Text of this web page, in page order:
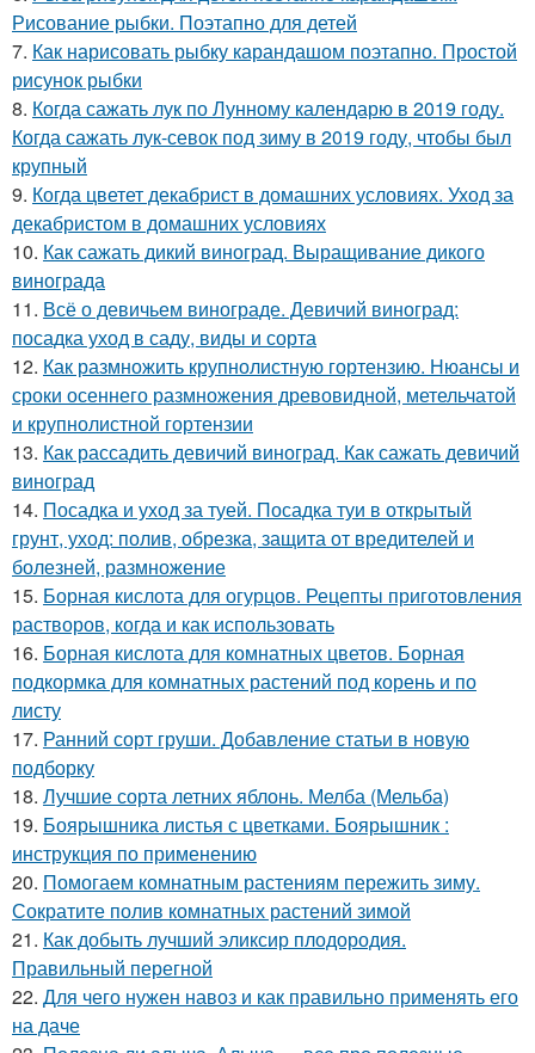
Рисование рыбки. Поэтапно для детей
7. Как нарисовать рыбку карандашом поэтапно. Простой
рисунок рыбки
8. Когда сажать лук по Лунному календарю в 2019 году.
Когда сажать лук-севок под зиму в 2019 году, чтобы был
крупный
9. Когда цветет декабрист в домашних условиях. Уход за
декабристом в домашних условиях
10. Как сажать дикий виноград. Выращивание дикого
винограда
11. Всё о девичьем винограде. Девичий виноград:
посадка уход в саду, виды и сорта
12. Как размножить крупнолистную гортензию. Нюансы и
сроки осеннего размножения древовидной, метельчатой
и крупнолистной гортензии
13. Как рассадить девичий виноград. Как сажать девичий
виноград
14. Посадка и уход за туей. Посадка туи в открытый
грунт, уход: полив, обрезка, защита от вредителей и
болезней, размножение
15. Борная кислота для огурцов. Рецепты приготовления
растворов, когда и как использовать
16. Борная кислота для комнатных цветов. Борная
подкормка для комнатных растений под корень и по
листу
17. Ранний сорт груши. Добавление статьи в новую
подборку
18. Лучшие сорта летних яблонь. Мелба (Мельба)
19. Боярышника листья с цветками. Боярышник :
инструкция по применению
20. Помогаем комнатным растениям пережить зиму.
Сократите полив комнатных растений зимой
21. Как добыть лучший эликсир плодородия.
Правильный перегной
22. Для чего нужен навоз и как правильно применять его
на даче